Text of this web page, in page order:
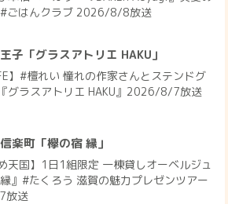
#ごはんクラブ 2026/8/8放送
王子「グラスアトリエ HAKU」
】#檀れい 憧れの作家さんとステンドグ
グラスアトリエ HAKU』2026/8/7放送
楽町「欅の宿 縁」
天国】1日1組限定 一棟貸しオーベルジュ
縁』#たくろう 滋賀の魅力プレゼンツアー
放送